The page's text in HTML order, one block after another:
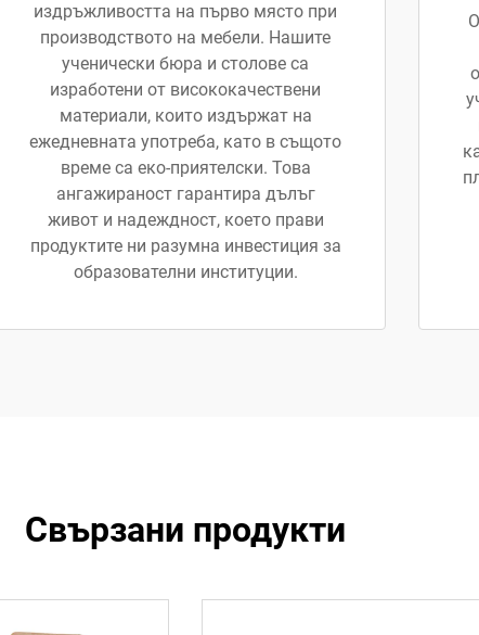
издръжливостта на първо място при
производството на мебели. Нашите
ученически бюра и столове са
изработени от висококачествени
материали, които издържат на
ежедневната употреба, като в същото
време са еко-приятелски. Това
ангажираност гарантира дълъг
живот и надеждност, което прави
продуктите ни разумна инвестиция за
образователни институции.
Свързани продукти